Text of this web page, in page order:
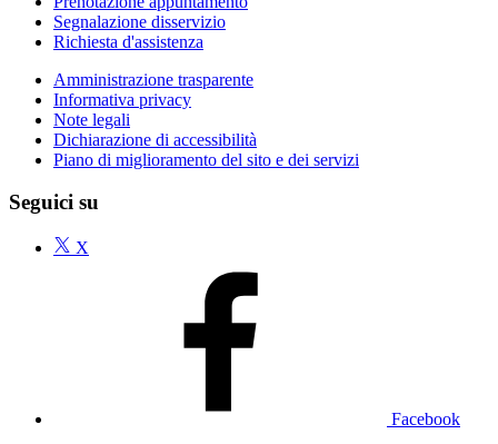
Segnalazione disservizio
Richiesta d'assistenza
Amministrazione trasparente
Informativa privacy
Note legali
Dichiarazione di accessibilità
Piano di miglioramento del sito e dei servizi
Seguici su
X
Facebook